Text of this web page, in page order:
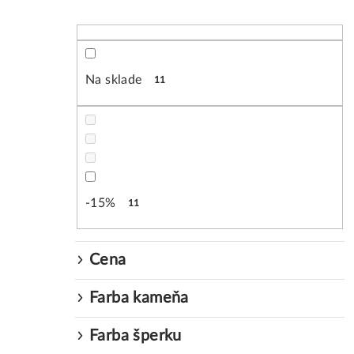
Na sklade 11
-15% 11
Cena
Farba kameňa
Farba šperku